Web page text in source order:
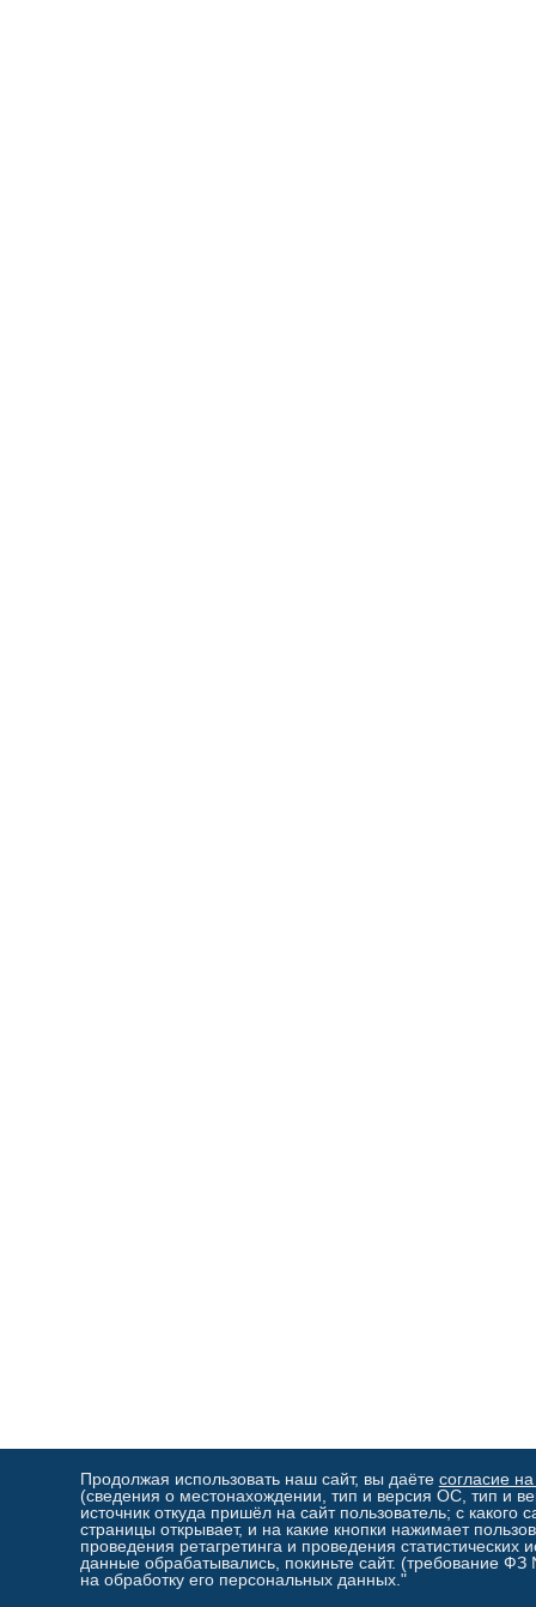
Продолжая использовать наш сайт, вы даёте согласие
(сведения о местонахождении, тип и версия ОС, тип и
источник откуда пришёл на сайт пользователь; с
страницы открывает, и на какие кнопки нажимает
проведения ретагретинга и проведения
данные обрабатывались, покиньте сайт. (требование
на обработку его персональных данных."